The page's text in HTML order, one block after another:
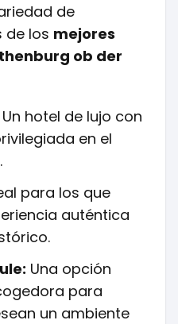
de
de los mejores
ob der
Un hotel de lujo con
en el
para los que
auténtica
Una opción
para
un ambiente